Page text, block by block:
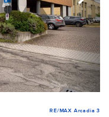
RE/MAX Arcadia 3